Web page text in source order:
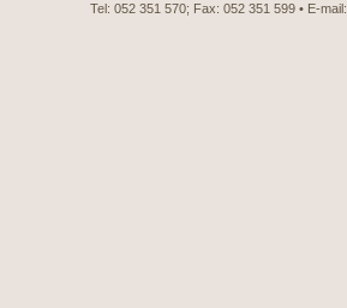
Tel: 052 351 570; Fax: 052 351 599 • E-mail: